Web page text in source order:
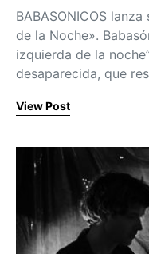
BABASONICOS
de la Noche».
izquierda de la
desaparecida, que
View Post